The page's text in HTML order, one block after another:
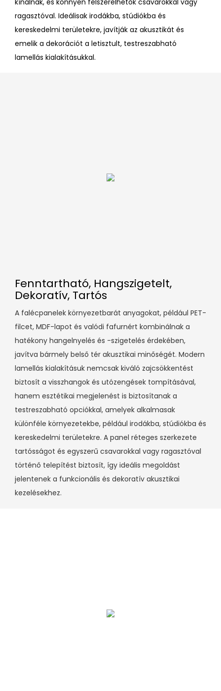
ragasztóval. Ideálisak irodákba, stúdiókba és
kereskedelmi területekre, javítják az akusztikát és
emelik a dekorációt a letisztult, testreszabható
lamellás kialakításukkal.
Fenntartható, Hangszigetelt,
Dekoratív, Tartós
A falécpanelek környezetbarát anyagokat, például PET-
filcet, MDF-lapot és valódi fafurnért kombinálnak a
hatékony hangelnyelés és -szigetelés érdekében,
javítva bármely belső tér akusztikai minőségét. Modern
lamellás kialakításuk nemcsak kiváló zajcsökkentést
biztosít a visszhangok és utózengések tompításával,
hanem esztétikai megjelenést is biztosítanak a
testreszabható opciókkal, amelyek alkalmasak
különféle környezetekbe, például irodákba, stúdiókba és
kereskedelmi területekre. A panel réteges szerkezete
tartósságot és egyszerű csavarokkal vagy ragasztóval
történő telepítést biztosít, így ideális megoldást
jelentenek a funkcionális és dekoratív akusztikai
kezelésekhez.